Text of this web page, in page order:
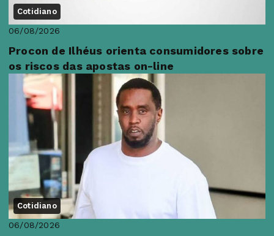
Cotidiano
06/08/2026
Procon de Ilhéus orienta consumidores sobre
os riscos das apostas on-line
Cotidiano
06/08/2026